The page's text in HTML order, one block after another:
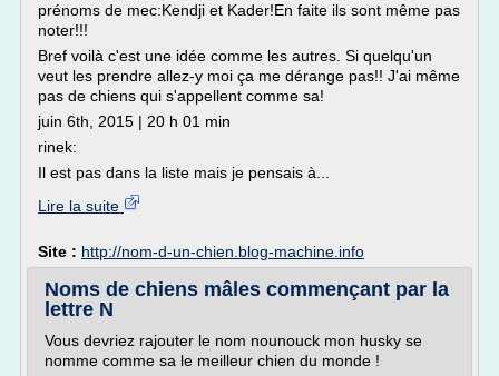
prénoms de mec:Kendji et Kader!En faite ils sont même pas
noter!!!
Bref voilà c'est une idée comme les autres. Si quelqu'un
veut les prendre allez-y moi ça me dérange pas!! J'ai même
pas de chiens qui s'appellent comme sa!
juin 6th, 2015 | 20 h 01 min
rinek:
Il est pas dans la liste mais je pensais à...
Lire la suite
Site : http://nom-d-un-chien.blog-machine.info
Noms de chiens mâles commençant par la
lettre N
Vous devriez rajouter le nom nounouck mon husky se
nomme comme sa le meilleur chien du monde !